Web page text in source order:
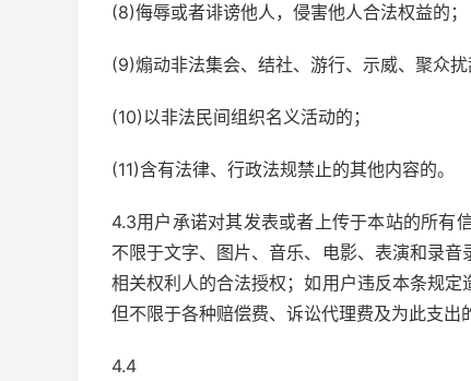
(8)侮辱或者诽谤他人，侵害他人合法权益的；
(9)煽动非法集会、结社、游行、示威、聚众扰
(10)以非法民间组织名义活动的；
(11)含有法律、行政法规禁止的其他内容的。
4.3用户承诺对其发表或者上传于本站的所有
不限于文字、图片、音乐、电影、表演和录
相关权利人的合法授权；如用户违反本条规
但不限于各种赔偿费、诉讼代理费及为此支出
4.4